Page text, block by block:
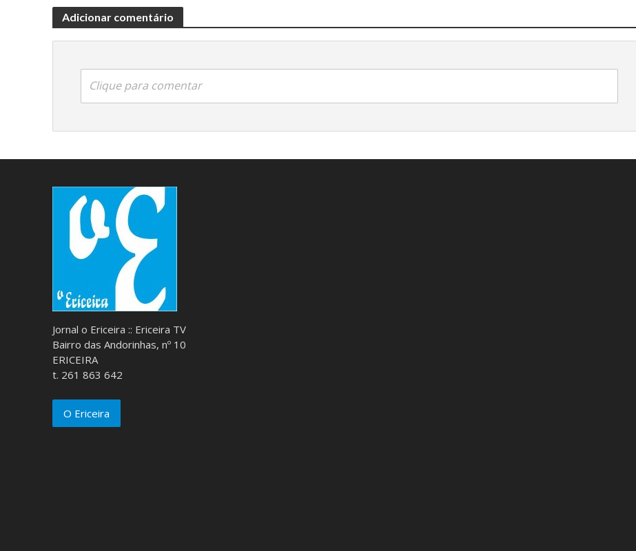
Adicionar comentário
Clique para comentar
Jornal o Ericeira :: Ericeira TV
Bairro das Andorinhas, nº 10
ERICEIRA
t. 261 863 642
O Ericeira